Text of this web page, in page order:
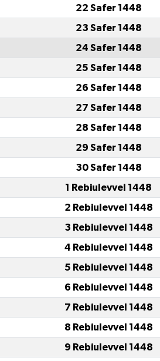
22 Safer 1448
23 Safer 1448
24 Safer 1448
25 Safer 1448
26 Safer 1448
27 Safer 1448
28 Safer 1448
29 Safer 1448
30 Safer 1448
1 Rebiulevvel 1448
2 Rebiulevvel 1448
3 Rebiulevvel 1448
4 Rebiulevvel 1448
5 Rebiulevvel 1448
6 Rebiulevvel 1448
7 Rebiulevvel 1448
8 Rebiulevvel 1448
9 Rebiulevvel 1448